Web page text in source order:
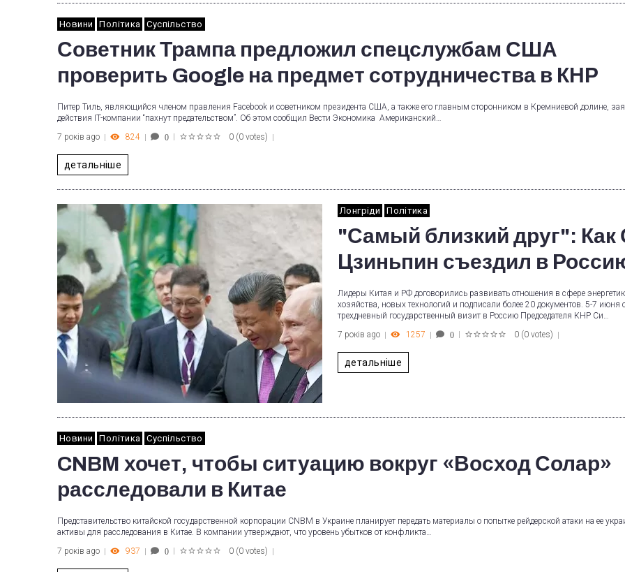
Новини Політика Суспільство
Советник Трампа предложил спецслужбам США
проверить Google на предмет сотрудничества в КНР
Питер Тиль, являющийся членом правления Facebook и советником президента США, а также его главным сторонником в Кремниевой долине,
действия IT-компании “пахнут предательством”. Об этом сообщил Вести Экономика Американский…
7 років ago
824 0 0 (0 votes)
детальніше
Лонгріди Політика
"Самый близкий друг": Как
Цзиньпин съездил в
Лидеры Китая и РФ договорились развивать отношения в сфере
хозяйства, новых технологий и подписали более 20 документов. 5-7 июня
трехдневный государственный визит в Россию Председателя КНР Си…
7 років ago
1257 0 0 (0 votes)
детальніше
Новини Політика Суспільство
CNBM хочет, чтобы ситуацию вокруг «Восход Солар»
расследовали в Китае
Представительство китайской государственной корпорации CNBM в Украине планирует передать материалы о попытке рейдерской атаки на ее
активы для расследования в Китае. В компании утверждают, что уровень убытков от конфликта…
7 років ago
937 0 0 (0 votes)